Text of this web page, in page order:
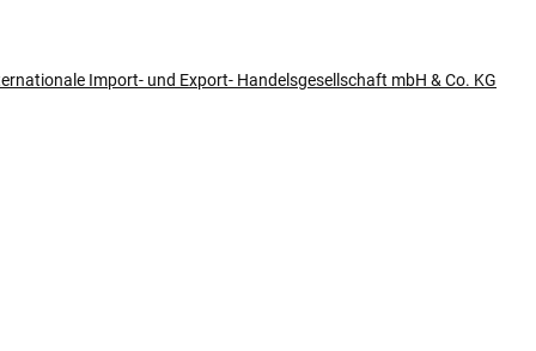
Import- und Export- Handelsgesellschaft mbH & Co. KG